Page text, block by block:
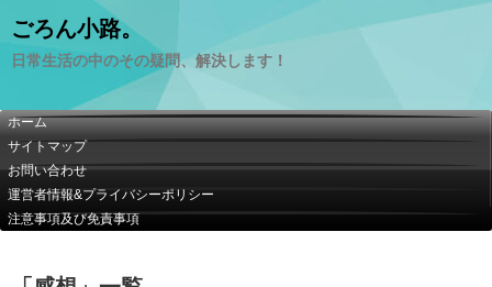
ごろん小路。
日常生活の中のその疑問、解決します！
ホーム
サイトマップ
お問い合わせ
運営者情報&プライバシーポリシー
注意事項及び免責事項